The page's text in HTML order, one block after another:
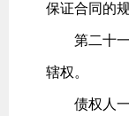
保证合同的规
第二十一
辖权。
债权人一